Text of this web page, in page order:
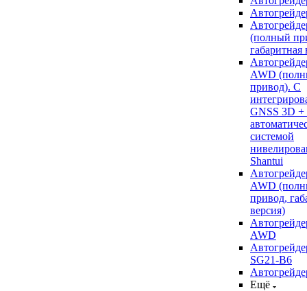
(полный
габаритная
AWD
привод). С
GNSS 3D +
системой
Shantui
AWD
привод,
версия)
AWD
SG21-B6
Ещё